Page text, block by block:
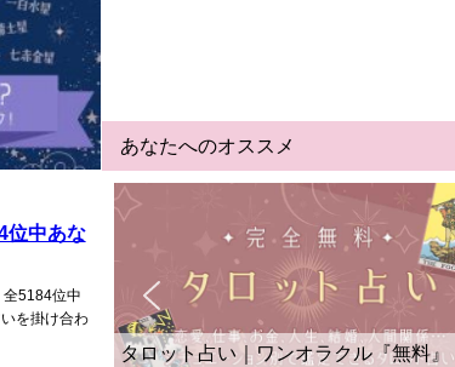
位中あな
全5184位中
を掛け合わ
あなたへのオススメ
タロット占い｜ワンオラクル『無料』